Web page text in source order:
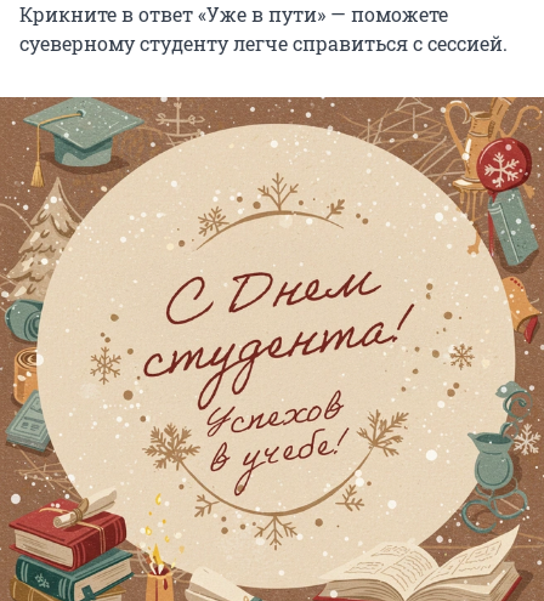
Крикните в ответ «Уже в пути» — поможете
суеверному студенту легче справиться с сессией.